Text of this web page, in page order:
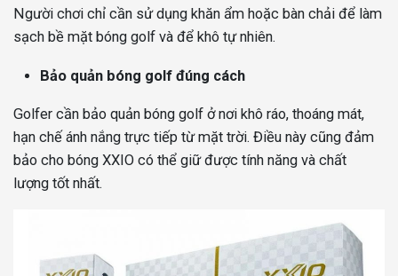
Người chơi chỉ cần sử dụng khăn ẩm hoặc bàn chải để làm
sạch bề mặt bóng golf và để khô tự nhiên.
Bảo quản bóng golf đúng cách
Golfer cần bảo quản bóng golf ở nơi khô ráo, thoáng mát,
hạn chế ánh nắng trực tiếp từ mặt trời. Điều này cũng đảm
bảo cho bóng XXIO có thể giữ được tính năng và chất
lượng tốt nhất.